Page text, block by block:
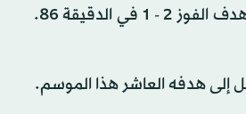
وقبل التوقف الدولي، ترك رونالدو تنفيذ ركلة جزاء حاسمة أمام أبها لزميله تاليسكا الذي أحرز هدف الفوز 2 - 1 في الدقيقة 86.
إلى هدفه العاشر هذا الموسم.